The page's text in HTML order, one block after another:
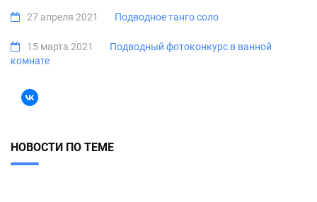
27 апреля 2021 Подводное танго соло
15 марта 2021
Подводный фотоконкурс в ванной
комнате
НОВОСТИ ПО ТЕМЕ